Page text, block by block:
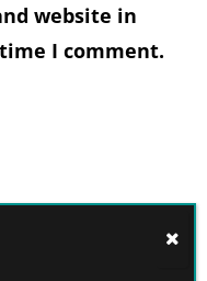
website in
I comment.